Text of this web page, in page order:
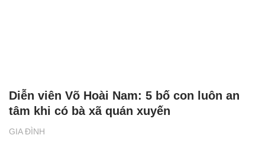
GIA ĐÌNH
Diễn viên Võ Hoài Nam: 5 bố con luôn an
tâm khi có bà xã quán xuyến